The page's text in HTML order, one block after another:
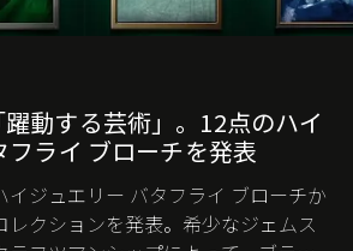
動する芸術」。12点のハイ
フライ ブローチを発表
イジュエリー バタフライ ブローチか
レクションを発表。希少なジェムス